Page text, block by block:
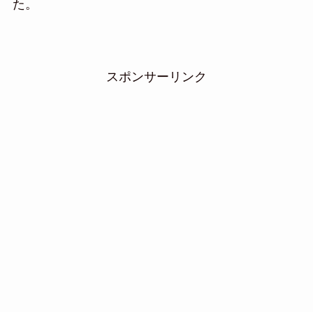
た。
スポンサーリンク